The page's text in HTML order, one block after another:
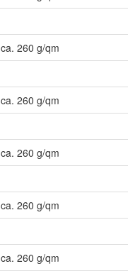
ca. 260 g/qm
ca. 260 g/qm
ca. 260 g/qm
ca. 260 g/qm
ca. 260 g/qm